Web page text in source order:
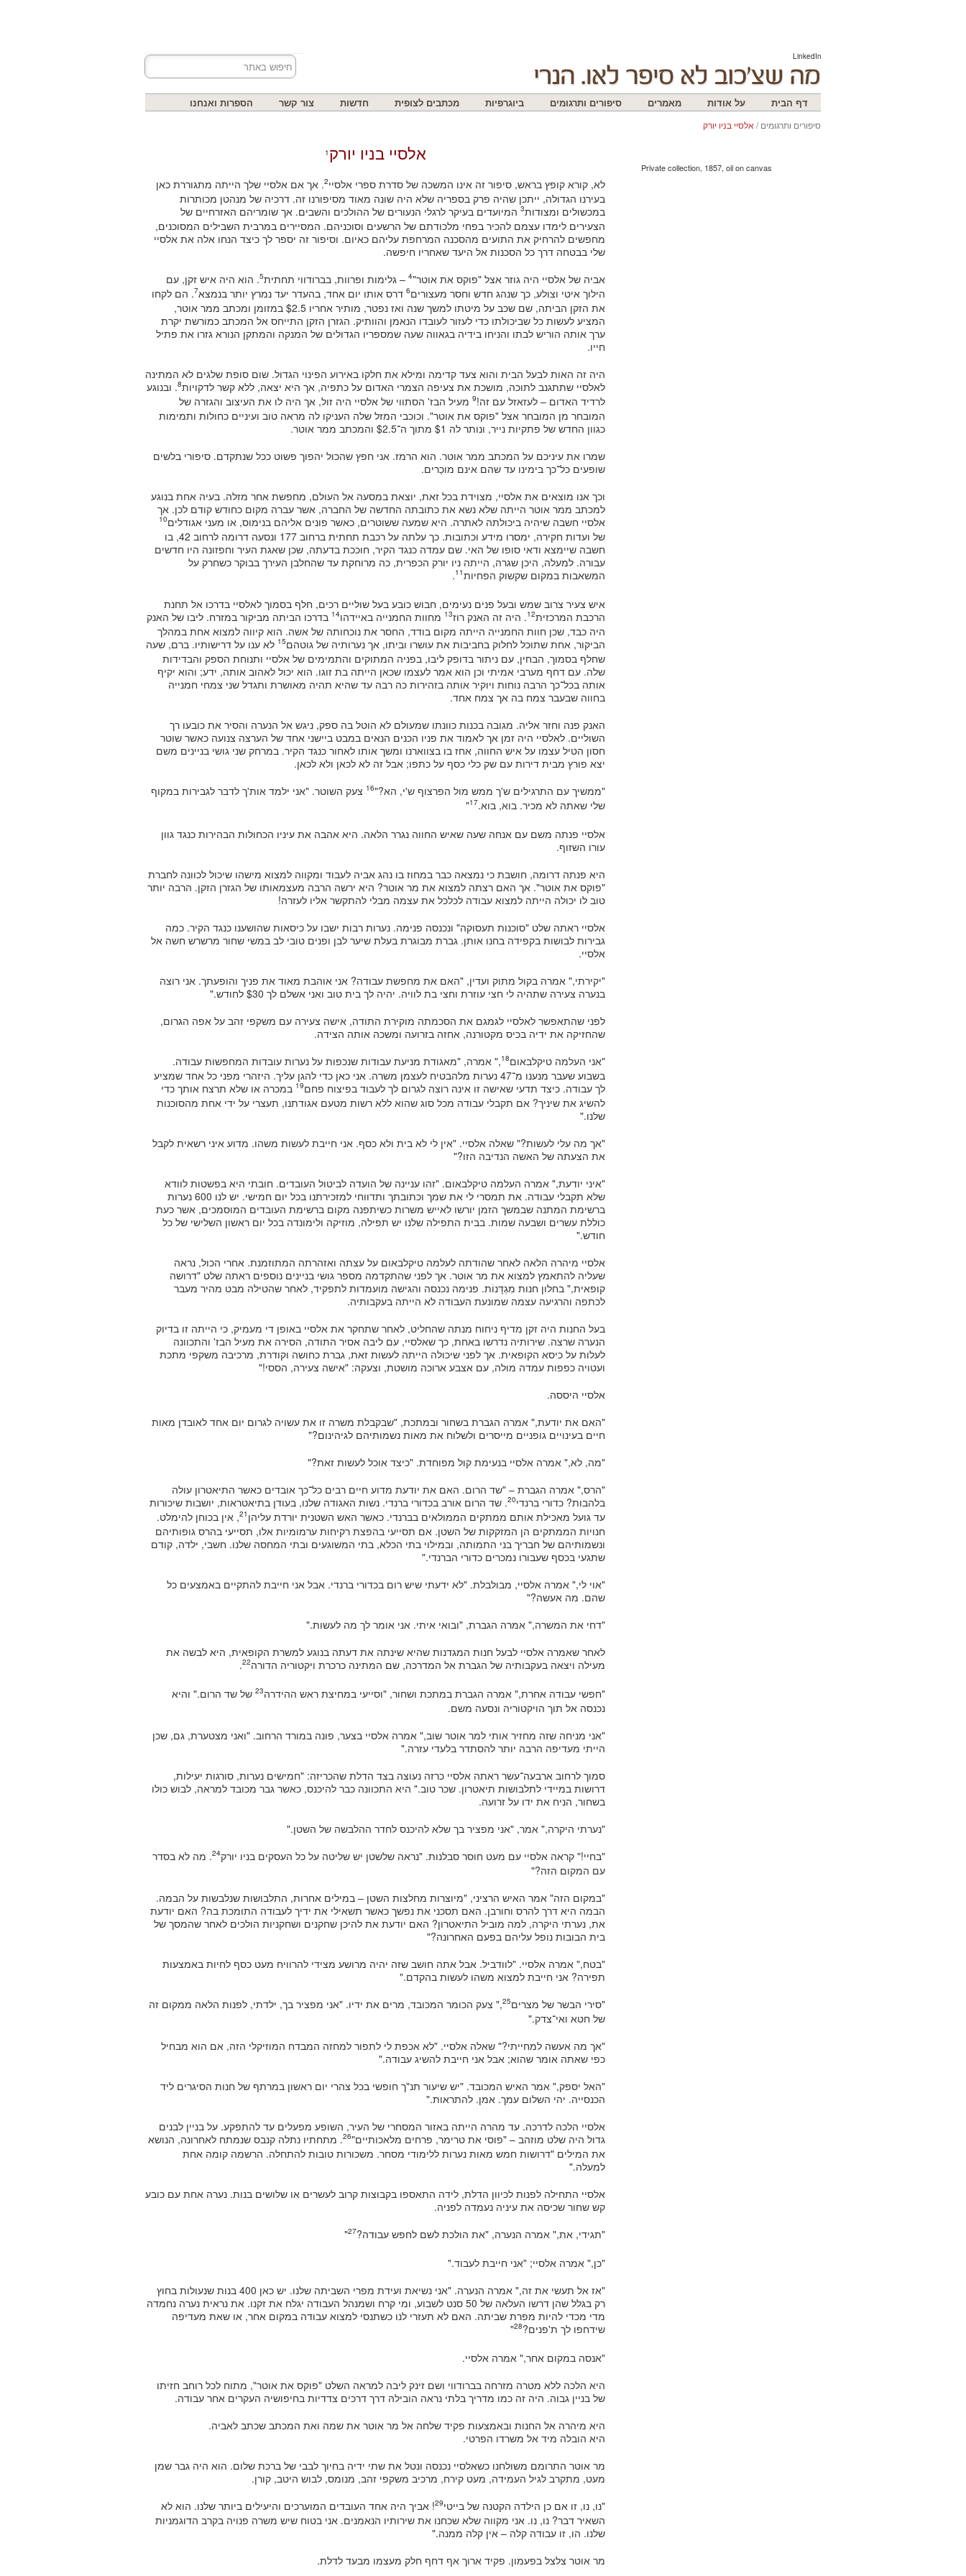
LinkedIn
דף הבית על אודות מאמרים סיפורים ותרגומים ביוגרפיות מכתבים לצופית חדשות צור קשר הספרות ואנחנו
סיפורים ותרגומים/ אלסיי בניו יורק
אלסיי בניו יורק 1
לא, קורא קופץ בראש, סיפור זה אינו המשכה של סדרת ספרי אלסיי2. אך אם אלסיי שלך הייתה מתגוררת כאן
בעירנו הגדולה, ייתכן שהיה פרק בספריה שלא היה שונה מאוד מסיפורנו זה. דרכיה של מנהטן מכותרות
במכשולים ומצודות3 המיועדים בעיקר לרגלי הנעורים של ההולכים והשבים. אך שומריהם האזרחיים של
הצעירים לימדו עצמם להכיר בפחי מלכודתם של הרשעים וסוכניהם. המסיירים במרבית השבילים המסוכנים,
מחפשים להרחיק את התועים מהסכנה המרחפת עליהם כאיום. וסיפור זה יספר לך כיצד הנחו אלה את אלסיי
שלי בבטחה דרך כל הסכנות אל היעד שאחריו חיפשה.
אביה של אלסיי היה גוזר אצל "פוקס את אוטר"4 – גלימות ופרוות, בברודווי תחתית5. הוא היה איש זקן, עם
הילוך איטי וצולע, כך שנהג חדש וחסר מעצורים6 דרס אותו יום אחד, בהעדר יעד נמרץ יותר בנמצא7. הם לקחו
את הזקן הביתה, שם שכב על מיטתו למשך שנה ואז נפטר, מותיר אחריו $2.5 במזומן ומכתב ממר אוטר,
המציע לעשות כל שביכולתו כדי לעזור לעובדו הנאמן והוותיק. הגזרן הזקן התייחס אל המכתב כמורשת יקרת
ערך אותה הוריש לבתו והניחו בידיה בגאווה שעה שמספריו הגדולים של המנקה והמתקן הנורא גזרו את פתיל
חייו.
היה זה האות לבעל הבית והוא צעד קדימה ומילא את חלקו באירוע הפינוי הגדול. שום סופת שלגים לא המתינה
לאלסיי שתתגנב לתוכה, מושכת את צעיפה הצמרי האדום על כתפיה, אך היא יצאה, ללא קשר לדקויות8. ובנוגע
לרדיד האדום – לעזאזל עם זה!9 מעיל הבז' הסתווי של אלסיי היה זול, אך היה לו את העיצוב והגזרה של
המובחר מן המובחר אצל "פוקס את אוטר". וכוכבי המזל שלה העניקו לה מראה טוב ועיניים כחולות ותמימות
כגוון החדש של פתקיות נייר, ונותר לה $1 מתוך ה־$2.5 והמכתב ממר אוטר.
שמרו את עיניכם על המכתב ממר אוטר. הוא הרמז. אני חפץ שהכול יהפוך פשוט ככל שנתקדם. סיפורי בלשים
שופעים כל־כך בימינו עד שהם אינם מוכֵרים.
וכך אנו מוצאים את אלסיי, מצוידת בכל זאת, יוצאת במסעה אל העולם, מחפשת אחר מזלה. בעיה אחת בנוגע
למכתב ממר אוטר הייתה שלא נשא את כתובתה החדשה של החברה, אשר עברה מקום כחודש קודם לכן. אך
אלסיי חשבה שיהיה ביכולתה לאתרה. היא שמעה ששוטרים, כאשר פונים אליהם בנימוס, או מעני אגודלים10
של ועדות חקירה, ימסרו מידע וכתובות. כך עלתה על רכבת תחתית ברחוב 177 ונסעה דרומה לרחוב 42, בו
חשבה שיימצא ודאי סופו של האי. שם עמדה כנגד הקיר, חוככת בדעתה, שכן שאגת העיר וחפזונה היו חדשים
עבורה. למעלה, היכן שגרה, הייתה ניו יורק הכפרית, כה מרוחקת עד שהחלבן העירך בבוקר כשחרק על
המשאבות במקום שקשוק הפחיות11
.
איש צעיר צרוב שמש ובעל פנים נעימים, חבוש כובע בעל שוליים רכים, חלף בסמוך לאלסיי בדרכו אל תחנת
הרכבת המרכזית12. היה זה האנק רוז13 מחוות החמנייה באיידהו14 בדרכו הביתה מביקור במזרח. ליבו של האנק
היה כבד, שכן חוות החמנייה הייתה מקום בודד, החסר את נוכחותה של אשה. הוא קיווה למצוא אחת במהלך
הביקור, אחת שתוכל לחלוק בחביבות את עושרו וביתו, אך נערותיה של גוטהם15 לא ענו על דרישותיו. ברם, שעה
שחלף בסמוך, הבחין, עם ניתור בדופק ליבו, בפניה המתוקים והתמימים של אלסיי ותנוחת הספק והבדידות
שלה. עם דחף מערבי אמיתי וכן הוא אמר לעצמו שכאן הייתה בת זוגו. הוא יכול לאהוב אותה, ידע; והוא יקיף
אותה בכל־כך הרבה נוחות ויוקיר אותה בזהירות כה רבה עד שהיא תהיה מאושרת ותגדל שני צמחי חמנייה
בחווה שבעבר צמח בה אך צמח אחד.
האנק פנה וחזר אליה. מגובה בכנות כוונתו שמעולם לא הוטל בה ספק, ניגש אל הנערה והסיר את כובעו רך
השוליים. לאלסיי היה זמן אך לאמוד את פניו הכנים הנאים במבט ביישני אחד של הערצה צנועה כאשר שוטר
חסון הטיל עצמו על איש החווה, אחז בו בצווארנו ומשך אותו לאחור כנגד הקיר. במרחק שני גושי בניינים משם
יצא פורץ מבית דירות עם שק כלי כסף על כתפו; אבל זה לא לכאן ולא לכאן.
"ממשיך עם התרגילים ש'ך ממש מול הפרצוף ש'י, הא?"16 צעק השוטר. "אני ילמד אות'ך לדבר לגבירות במקוף
שלי שאתה לא מכיר. בוא, בוא.17
"
אלסיי פנתה משם עם אנחה שעה שאיש החווה נגרר הלאה. היא אהבה את עיניו הכחולות הבהירות כנגד גוון
עורו השזוף.
היא פנתה דרומה, חושבת כי נמצאה כבר במחוז בו נהג אביה לעבוד ומקווה למצוא מישהו שיכול לכוונה לחברת
"פוקס את אוטר". אך האם רצתה למצוא את מר אוטר? היא ירשה הרבה מעצמאותו של הגזרן הזקן. הרבה יותר
טוב לו יכולה הייתה למצוא עבודה לכלכל את עצמה מבלי להתקשר אליו לעזרה!
אלסיי ראתה שלט "סוכנות תעסוקה" ונכנסה פנימה. נערות רבות ישבו על כיסאות שהושענו כנגד הקיר. כמה
גבירות לבושות בקפידה בחנו אותן. גברת מבוגרת בעלת שיער לבן ופנים טובי לב במשי שחור מרשרש חשה אל
אלסיי.
"יקירתי," אמרה בקול מתוק ועדין, "האם את מחפשת עבודה? אני אוהבת מאוד את פניך והופעתך. אני רוצה
בנערה צעירה שתהיה לי חצי עוזרת וחצי בת לוויה. יהיה לך בית טוב ואני אשלם לך $30 לחודש."
לפני שהתאפשר לאלסיי לגמגם את הסכמתה מוקירת התודה, אישה צעירה עם משקפי זהב על אפה הגרום,
שהחזיקה את ידיה בכיס מקטורנה, אחזה בזרועה ומשכה אותה הצידה.
"אני העלמה טיקלבאום18," אמרה, "מאגודת מניעת עבודות שנכפות על נערות עובדות המחפשות עבודה.
בשבוע שעבר מנענו מ־47 נערות מלהבטיח לעצמן משרה. אני כאן כדי להגן עליך. היזהרי מפני כל אחד שמציע
לך עבודה. כיצד תדעי שאישה זו אינה רוצה לגרום לך לעבוד בפיצוח פחם19 במכרה או שלא תרצח אותך כדי
להשיג את שיניך? אם תקבלי עבודה מכל סוג שהוא ללא רשות מטעם אגודתנו, תעצרי על ידי אחת מהסוכנות
שלנו."
"אך מה עלי לעשות?" שאלה אלסיי. "אין לי לא בית ולא כסף. אני חייבת לעשות משהו. מדוע איני רשאית לקבל
את הצעתה של האשה הנדיבה הזו?"
"איני יודעת," אמרה העלמה טיקלבאום. "זהו עניינה של הועדה לביטול העובדים. חובתי היא בפשטות לוודא
שלא תקבלי עבודה. את תמסרי לי את שמך וכתובתך ותדווחי למזכירתנו בכל יום חמישי. יש לנו 600 נערות
ברשימת המתנה שבמשך הזמן יורשו לאייש משרות כשיתפנה מקום ברשימת העובדים המוסמכים, אשר כעת
כוללת עשרים ושבעה שמות. בבית התפילה שלנו יש תפילה, מוזיקה ולימונדה בכל יום ראשון השלישי של כל
חודש."
אלסיי מיהרה הלאה לאחר שהודתה לעלמה טיקלבאום על עצתה ואזהרתה המתוזמנת. אחרי הכול, נראה
שעליה להתאמץ למצוא את מר אוטר. אך לפני שהתקדמה מספר גושי בניינים נוספים ראתה שלט "דרושה
קופאית," בחלון חנות מִגְדָּנוֹת. פנימה נכנסה והגישה מועמדות לתפקיד, לאחר שהטילה מבט מהיר מעבר
לכתפה והרגיעה עצמה שמונעת העבודה לא הייתה בעקבותיה.
בעל החנות היה זקן מדיף ניחוח מנתה שהחליט, לאחר שתחקר את אלסיי באופן די מעמיק, כי הייתה זו בדיוק
הנערה שרצה. שירותיה נדרשו באחת, כך שאלסיי, עם ליבה אסיר התודה, הסירה את מעיל הבז' והתכוונה
לעלות על כיסא הקופאית. אך לפני שיכולה הייתה לעשות זאת, גברת כחושה וקודרת, מרכיבה משקפי מתכת
ועטויה כפפות עמדה מולה, עם אצבע ארוכה מושטת, וצעקה: "אישה צעירה, הססי!"
אלסיי היססה.
"האם את יודעת," אמרה הגברת בשחור ובמתכת, "שבקבלת משרה זו את עשויה לגרום יום אחד לאובדן מאות
חיים בעינויים גופניים מייסרים ולשלוח את מאות נשמותיהם לגיהינום?"
"מה, לא," אמרה אלסיי בנעימת קול מפוחדת. "כיצד אוכל לעשות זאת?"
"הרס," אמרה הגברת – "שד הרום. האם את יודעת מדוע חיים רבים כל־כך אובדים כאשר התיאטרון עולה
בלהבות? כדורי ברנדי20. שד הרום אורב בכדורי ברנדי. נשות האגודה שלנו, בעודן בתיאטראות, יושבות שיכורות
עד גועל מאכילת אותם ממתקים הממולאים בברנדי. כאשר האש השטנית יורדת עליהן 21, אין בכוחן להימלט.
חנויות הממתקים הן המזקקות של השטן. אם תסייעי בהפצת רקיחות ערמומיות אלו, תסייעי בהרס גופותיהם
ונשמותיהם של חבריך בני התמותה, ובמילוי בתי הכלא, בתי המשוגעים ובתי המחסה שלנו. חשבי, ילדה, קודם
שתגעי בכסף שעבורו נמכרים כדורי הברנדי."
"אוי לי," אמרה אלסיי, מבולבלת. "לא ידעתי שיש רום בכדורי ברנדי. אבל אני חייבת להתקיים באמצעים כל
שהם. מה אעשה?"
"דחי את המשרה," אמרה הגברת, "ובואי איתי. אני אומר לך מה לעשות."
לאחר שאמרה אלסיי לבעל חנות המגדנות שהיא שינתה את דעתה בנוגע למשרת הקופאית, היא לבשה את
מעילה ויצאה בעקבותיה של הגברת אל המדרכה, שם המתינה כרכרת ויקטוריה הדורה22
.
"חפשי עבודה אחרת," אמרה הגברת במתכת ושחור, "וסייעי במחיצת ראש ההידרה23 של שד הרום." והיא
נכנסה אל תוך הויקטוריה ונסעה משם.
"אני מניחה שזה מחזיר אותי למר אוטר שוב," אמרה אלסיי בצער, פונה במורד הרחוב. "ואני מצטערת, גם, שכן
הייתי מעדיפה הרבה יותר להסתדר בלעדי עזרה."
סמוך לרחוב ארבעה־עשר ראתה אלסיי כרזה נעוצה בצד הדלת שהכריזה: "חמישים נערות, סורגות יעילות,
דרושות במיידי לתלבושות תיאטרון. שכר טוב." היא התכוונה כבר להיכנס, כאשר גבר מכובד למראה, לבוש כולו
בשחור, הניח את ידו על זרועה.
"נערתי היקרה," אמר, "אני מפציר בך שלא להיכנס לחדר ההלבשה של השטן."
"בחיי!" קראה אלסיי עם מעט חוסר סבלנות. "נראה שלשטן יש שליטה על כל העסקים בניו יורק24. מה לא בסדר
עם המקום הזה?"
"במקום הזה" אמר האיש הרציני, "מיוצרות מחלצות השטן – במילים אחרות, התלבושות שנלבשות על הבמה.
הבמה היא דרך להרס וחורבן. האם תסכני את נפשך כאשר תשאילי את ידיך לעבודה התומכת בה? האם יודעת
את, נערתי היקרה, למה מוביל התיאטרון? האם יודעת את להיכן שחקנים ושחקניות הולכים לאחר שהמסך של
בית הבובות נופל עליהם בפעם האחרונה?"
"בטח," אמרה אלסיי. "לוודביל. אבל אתה חושב שזה יהיה מרושע מצידי להרוויח מעט כסף לחיות באמצעות
תפירה? אני חייבת למצוא משהו לעשות בהקדם."
"סירי הבשר של מצרים25," צעק הכומר המכובד, מרים את ידיו. "אני מפציר בך, ילדתי, לפנות הלאה ממקום זה
של חטא ואי־צדק."
"אך מה אעשה למחייתי?" שאלה אלסיי. "לא אכפת לי לתפור למחזה המבדח המוזיקלי הזה, אם הוא מבחיל
כפי שאתה אומר שהוא; אבל אני חייבת להשיג עבודה."
"האל יספק," אמר האיש המכובד. "יש שיעור תנ"ך חופשי בכל צהרי יום ראשון במרתף של חנות הסיגרים ליד
הכנסייה. יהי השלום עמך. אמן. להתראות."
אלסיי הלכה לדרכה. עד מהרה הייתה באזור המסחרי של העיר, השופע מפעלים עד להתפקע. על בניין לבנים
גדול היה שלט מוזהב – "פוסי את טרימר, פרחים מלאכותיים"26. מתחתיו נתלה קנבס שנמתח לאחרונה, הנושא
את המילים "דרושות חמש מאות נערות ללימודי מסחר. משכורות טובות להתחלה. הרשמה קומה אחת
למעלה."
אלסיי התחילה לפנות לכיוון הדלת, לידה התאספו בקבוצות קרוב לעשרים או שלושים בנות. נערה אחת עם כובע
קש שחור שכיסה את עיניה נעמדה לפניה.
"תגידי, את," אמרה הנערה, "את הולכת לשם לחפש עבודה?27
"
"כן," אמרה אלסיי; "אני חייבת לעבוד."
"אז אל תעשי את זה," אמרה הנערה. "אני נשיאת ועידת מפרי השביתה שלנו. יש כאן 400 בנות שנעולות בחוץ
רק בגלל שהן דרשו העלאה של 50 סנט לשבוע, ומי קרח ושמנהל העבודה יגלח את זקנו. את נראית נערה נחמדה
מדי מכדי להיות מפרת שביתה. האם לא תעזרי לנו כשתנסי למצוא עבודה במקום אחר, או שאת מעדיפה
שידחפו לך ת'פנים?28
"
"אנסה במקום אחר," אמרה אלסיי.
היא הלכה ללא מטרה מזרחה בברודווי ושם זינק ליבה למראה השלט "פוקס את אוטר", מתוח לכל רוחב חזיתו
של בניין גבוה. היה זה כמו מדריך בלתי נראה הובילהּ דרך דרכים צדדיות בחיפושיה העקרים אחר עבודה.
היא מיהרה אל החנות ובאמצעות פקיד שלחה אל מר אוטר את שמה ואת המכתב שכתב לאביה.
היא הובלה מיד אל משרדו הפרטי.
מר אוטר התרומם משולחנו כשאלסיי נכנסה ונטל את שתי ידיה בחיוך לבבי של ברכת שלום. הוא היה גבר שמן
מעט, מתקרב לגיל העמידה, מעט קירח, מרכיב משקפי זהב, מנומס, לבוש היטב, קורן.
"נו, נו, זו אם כן הילדה הקטנה של בייטי29! אביך היה אחד העובדים המוערכים והיעילים ביותר שלנו. הוא לא
השאיר דבר? נו, נו. אני מקווה שלא שכחנו את שירותיו הנאמנים. אני בטוח שיש משרה פנויה בקרב הדוגמניות
שלנו. הו, זו עבודה קלה – אין קלה ממנה."
מר אוטר צלצל בפעמון. פקיד ארוך אף דחף חלק מעצמו מבעד לדלת.
Private collection, 1857, oil on canvas